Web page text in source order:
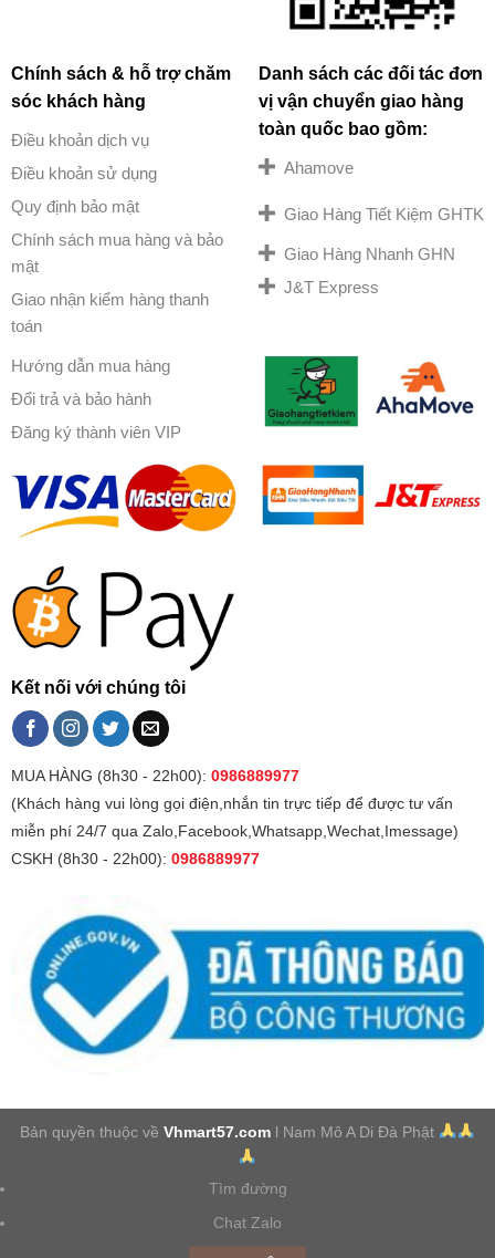
Chính sách & hỗ trợ chăm
sóc khách hàng
Điều khoản dịch vụ
Điều khoản sử dụng
Quy định bảo mật
Chính sách mua hàng và bảo
mật
Giao nhận kiểm hàng thanh
toán
Hướng dẫn mua hàng
Đổi trả và bảo hành
Đăng ký thành viên VIP
Danh sách các đối tác đơn
vị vận chuyển giao hàng
toàn quốc bao gồm:
Ahamove
Giao Hàng Tiết Kiệm GHTK
Giao Hàng Nhanh GHN
J&T Express
Kết nối với chúng tôi
MUA HÀNG (8h30 - 22h00): 0986889977
(Khách hàng vui lòng gọi điện,nhắn tin trực tiếp để được tư vấn
miễn phí 24/7 qua Zalo,Facebook,Whatsapp,Wechat,Imessage)
CSKH (8h30 - 22h00): 0986889977
Bản quyền thuộc vềVhmart57.com l Nam Mô A Di Đà Phật
Tìm đường
Chat Zalo